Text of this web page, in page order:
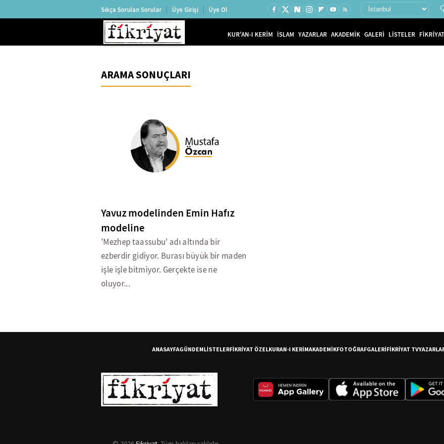
Sıkça Sorulan Sorular Üye Girişi Üye Ol
KUR'AN-I KERİM İSLAM YAZARLAR AKADEMİK GALERİ LİSTELER
ARAMA SONUÇLARI
Yavuz modelinden Emin Hafız
modeline
'Mezhep taassubu' adı altında bir
ezberdir gidiyor. Burası büyük bir maden
işle işle bitmiyor. Gerçekte ise ne
oluyor...
ANASAYFAGÜNDEMLİSTELERFİKRİYAT ÖZELKURAN-I KERİMAKADEMİKFOTOĞRAFGALERİFİKRİYAT TV